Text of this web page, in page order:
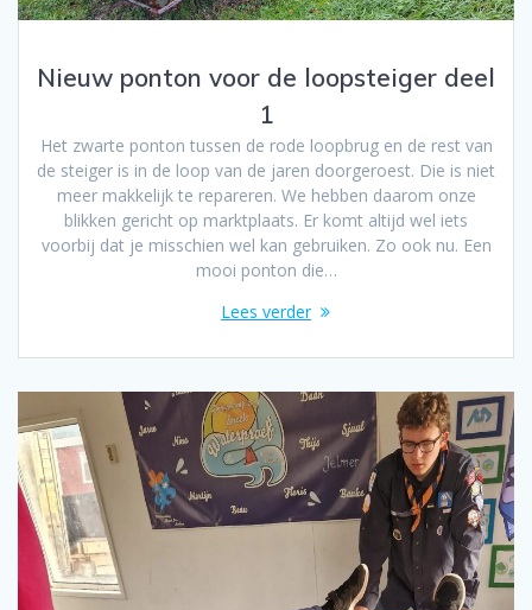
Nieuw ponton voor de loopsteiger deel
1
Het zwarte ponton tussen de rode loopbrug en de rest van
de steiger is in de loop van de jaren doorgeroest. Die is niet
meer makkelijk te repareren. We hebben daarom onze
blikken gericht op marktplaats. Er komt altijd wel iets
voorbij dat je misschien wel kan gebruiken. Zo ook nu. Een
mooi ponton die…
Lees verder